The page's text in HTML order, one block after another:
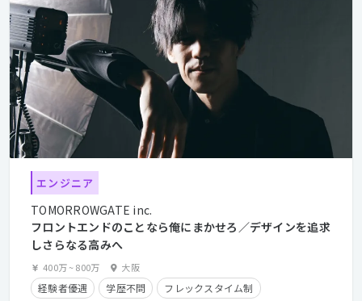
エンジニア
TOMORROWGATE inc.
フロントエンドのことなら俺にまかせろ／デザインを追求
しさらなる高みへ
400万~800万 大阪
経験者優遇 学歴不問 フレックスタイム制